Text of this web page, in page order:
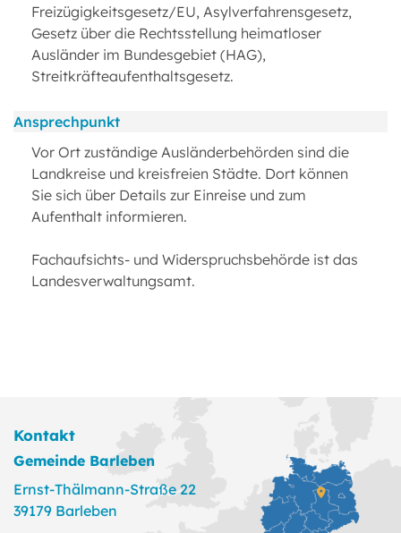
Freizügigkeitsgesetz/EU, Asylverfahrensgesetz,
Gesetz über die Rechtsstellung heimatloser
Ausländer im Bundesgebiet (HAG),
Streitkräfteaufenthaltsgesetz.
Ansprechpunkt
Vor Ort zuständige Ausländerbehörden sind die
Landkreise und kreisfreien Städte. Dort können
Sie sich über Details zur Einreise und zum
Aufenthalt informieren.
Fachaufsichts- und Widerspruchsbehörde ist das
Landesverwaltungsamt.
Kontakt
Gemeinde Barleben
Ernst-Thälmann-Straße 22
39179 Barleben